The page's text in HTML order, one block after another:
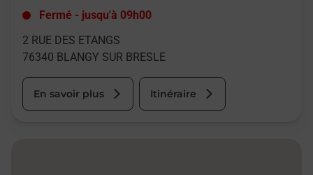
Fermé - jusqu'à 09h00
2 RUE DES ETANGS
76340 BLANGY SUR BRESLE
En savoir plus Itinéraire